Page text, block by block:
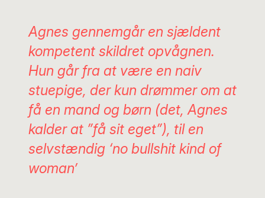
Agnes gennemgår en sjældent
kompetent skildret opvågnen.
Hun går fra at være en naiv
stuepige, der kun drømmer om at
få en mand og børn (det, Agnes
kalder at ”få sit eget”), til en
selvstændig ‘no bullshit kind of
woman’